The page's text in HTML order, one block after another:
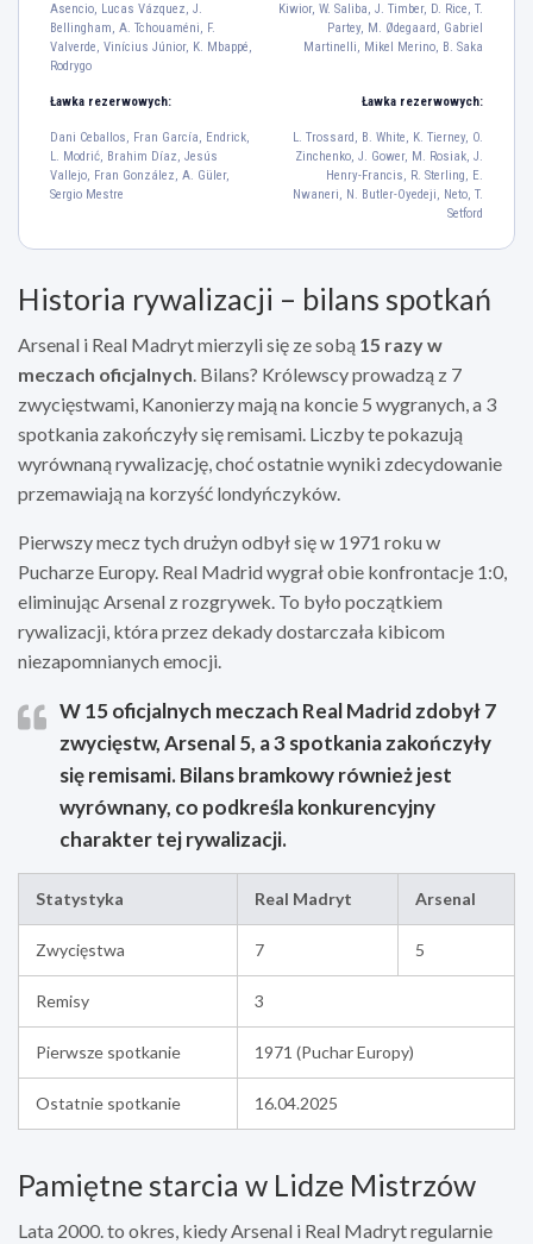
D. Alaba
4 22
Raúl Asencio
35
Lucas Vázquez
17
J. Bellingham
7 11
22
David Raya
49 15 2 12
41 5 8
Asencio, Lucas Vázquez, J.
Bellingham, A. Tchouaméni, F.
Valverde, Vinícius Júnior, K. Mbappé,
Rodrygo
Kiwior, W. Saliba, J. Timber, D. Rice, T.
Partey, M. Ødegaard, Gabriel
Martinelli, Mikel Merino, B. Saka
Ławka rezerwowych: Ławka rezerwowych:
Dani Ceballos, Fran García, Endrick,
L. Modrić, Brahim Díaz, Jesús
Vallejo, Fran González, A. Güler,
Sergio Mestre
L. Trossard, B. White, K. Tierney, O.
Zinchenko, J. Gower, M. Rosiak, J.
Henry-Francis, R. Sterling, E.
Nwaneri, N. Butler-Oyedeji, Neto, T.
Setford
Historia rywalizacji – bilans spotkań
Arsenal i Real Madryt mierzyli się ze sobą 15 razy w
meczach oficjalnych. Bilans? Królewscy prowadzą z 7
zwycięstwami, Kanonierzy mają na koncie 5 wygranych, a 3
spotkania zakończyły się remisami. Liczby te pokazują
wyrównaną rywalizację, choć ostatnie wyniki zdecydowanie
przemawiają na korzyść londyńczyków.
Pierwszy mecz tych drużyn odbył się w 1971 roku w
Pucharze Europy. Real Madrid wygrał obie konfrontacje 1:0,
eliminując Arsenal z rozgrywek. To było początkiem
rywalizacji, która przez dekady dostarczała kibicom
niezapomnianych emocji.
W 15 oficjalnych meczach Real Madrid zdobył 7
zwycięstw, Arsenal 5, a 3 spotkania zakończyły
się remisami. Bilans bramkowy również jest
wyrównany, co podkreśla konkurencyjny
charakter tej rywalizacji.
Statystyka Real Madryt Arsenal
Zwycięstwa 7 5
Remisy 3
Pierwsze spotkanie 1971 (Puchar Europy)
Ostatnie spotkanie 16.04.2025
Pamiętne starcia w Lidze Mistrzów
Lata 2000. to okres, kiedy Arsenal i Real Madryt regularnie